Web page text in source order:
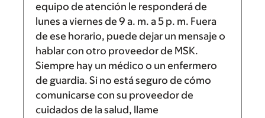
equipo de atención le responderá de
lunes a viernes de 9 a. m. a5 p. m. Fuera
de ese horario, puede dejar un mensaje o
hablar con otro proveedor de MSK.
Siempre hay un médico o un enfermero
de guardia. Si no está seguro de cómo
comunicarse con su proveedor de
cuidados de la salud, llame